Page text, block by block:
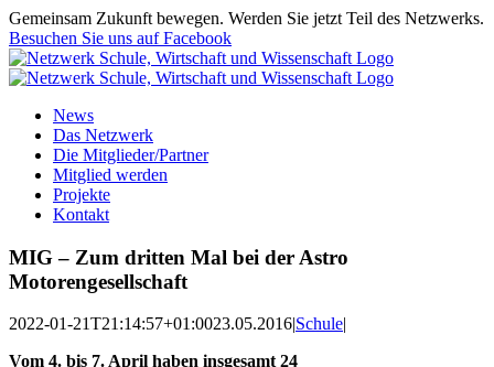
Zum
Inhalt
springen
Gemeinsam Zukunft bewegen. Werden Sie jetzt Teil des Netzwerks.
Besuchen Sie uns auf Facebook
News
Das Netzwerk
Die Mitglieder/Partner
Mitglied werden
Projekte
Kontakt
MIG – Zum dritten Mal bei der Astro
Motorengesellschaft
2022-01-21T21:14:57+01:0023.05.2016|Schule|
Vom 4. bis 7. April haben insgesamt 24